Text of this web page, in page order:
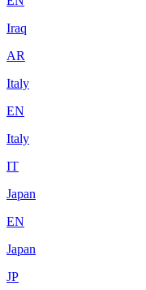
Iraq
AR
Italy
EN
Italy
IT
Japan
EN
Japan
JP